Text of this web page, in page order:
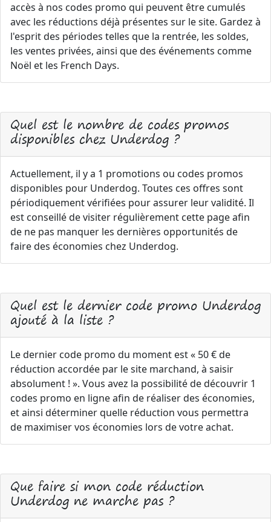
accès à nos codes promo qui peuvent être cumulés
avec les réductions déjà présentes sur le site. Gardez à
l'esprit des périodes telles que la rentrée, les soldes,
les ventes privées, ainsi que des événements comme
Noël et les French Days.
Quel est le nombre de codes promos
disponibles chez Underdog ?
Actuellement, il y a 1 promotions ou codes promos
disponibles pour Underdog. Toutes ces offres sont
périodiquement vérifiées pour assurer leur validité. Il
est conseillé de visiter régulièrement cette page afin
de ne pas manquer les dernières opportunités de
faire des économies chez Underdog.
Quel est le dernier code promo Underdog
ajouté à la liste ?
Le dernier code promo du moment est « 50 € de
réduction accordée par le site marchand, à saisir
absolument ! ». Vous avez la possibilité de découvrir 1
codes promo en ligne afin de réaliser des économies,
et ainsi déterminer quelle réduction vous permettra
de maximiser vos économies lors de votre achat.
Que faire si mon code réduction
Underdog ne marche pas ?